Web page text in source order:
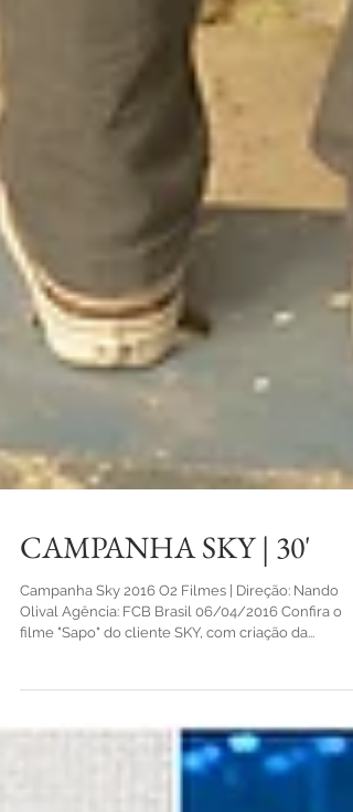
CAMPANHA SKY | 30'
Campanha Sky 2016 O2 Filmes | Direção: Nando
filme "Sapo" do cliente SKY, com criação da...